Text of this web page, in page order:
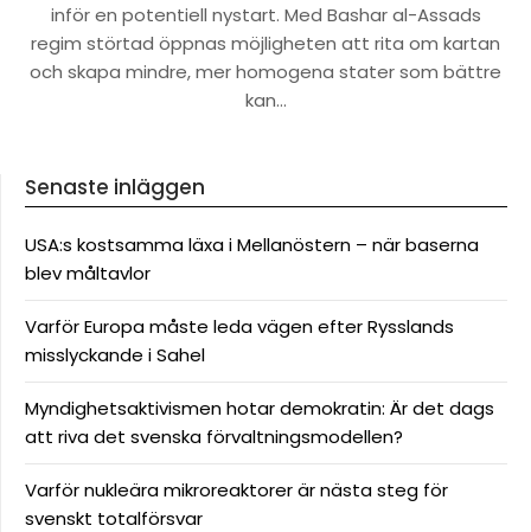
inför en potentiell nystart. Med Bashar al-Assads
regim störtad öppnas möjligheten att rita om kartan
och skapa mindre, mer homogena stater som bättre
kan…
Senaste inläggen
USA:s kostsamma läxa i Mellanöstern – när baserna
blev måltavlor
Varför Europa måste leda vägen efter Rysslands
misslyckande i Sahel
Myndighetsaktivismen hotar demokratin: Är det dags
att riva det svenska förvaltningsmodellen?
Varför nukleära mikroreaktorer är nästa steg för
svenskt totalförsvar